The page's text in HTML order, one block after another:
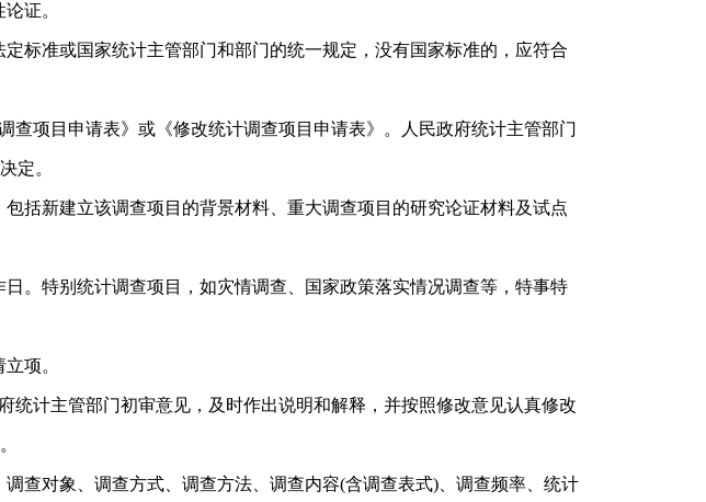
证。
标准或国家统计主管部门和部门的统一规定，没有国家标准的，应符合
项目申请表》或《修改统计调查项目申请表》。人民政府统计主管部门
定。
括新建立该调查项目的背景材料、重大调查项目的研究论证材料及试点
。特别统计调查项目，如灾情调查、国家政策落实情况调查等，特事特
项。
计主管部门初审意见，及时作出说明和解释，并按照修改意见认真修改
查对象、调查方式、调查方法、调查内容(含调查表式)、调查频率、统计